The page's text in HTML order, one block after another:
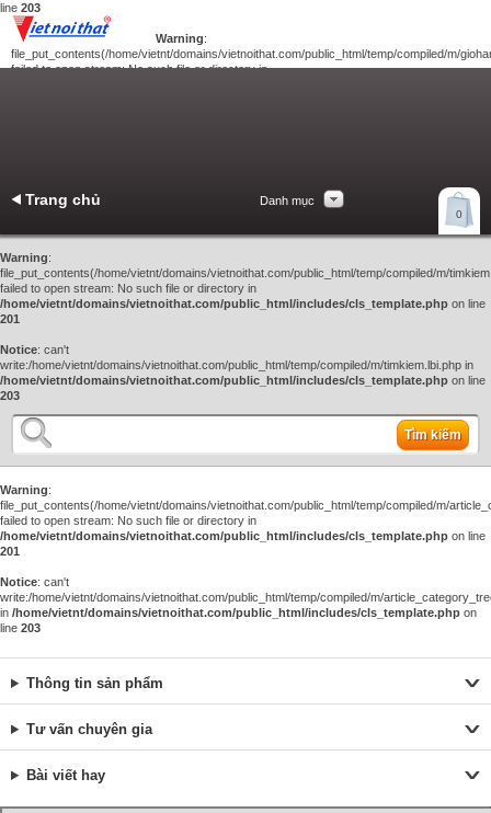
line 203
Warning:
file_put_contents(/home/vietnt/domains/vietnoithat.com/public_html/temp/compiled/m/
failed to open stream: No such file or directory in
0
Trang chủ Danh mục
Warning:
file_put_contents(/home/vietnt/domains/vietnoithat.com/public_html/temp/compiled/m/
failed to open stream: No such file or directory in
/home/vietnt/domains/vietnoithat.com/public_html/includes/cls_template.php on line
201
Notice: can't
write:/home/vietnt/domains/vietnoithat.com/public_html/temp/compiled/m/timkiem.lbi.php in
/home/vietnt/domains/vietnoithat.com/public_html/includes/cls_template.php on line
203
Tìm kiếm
Warning:
file_put_contents(/home/vietnt/domains/vietnoithat.com/public_html/temp/compiled/m/
failed to open stream: No such file or directory in
/home/vietnt/domains/vietnoithat.com/public_html/includes/cls_template.php on line
201
Notice: can't
write:/home/vietnt/domains/vietnoithat.com/public_html/temp/compiled/m/
in /home/vietnt/domains/vietnoithat.com/public_html/includes/cls_template.php on
line 203
Thông tin sản phẩm
Tư vấn chuyên gia
Bài viết hay